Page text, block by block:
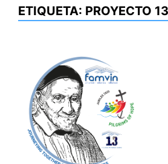
ETIQUETA: PROYECTO